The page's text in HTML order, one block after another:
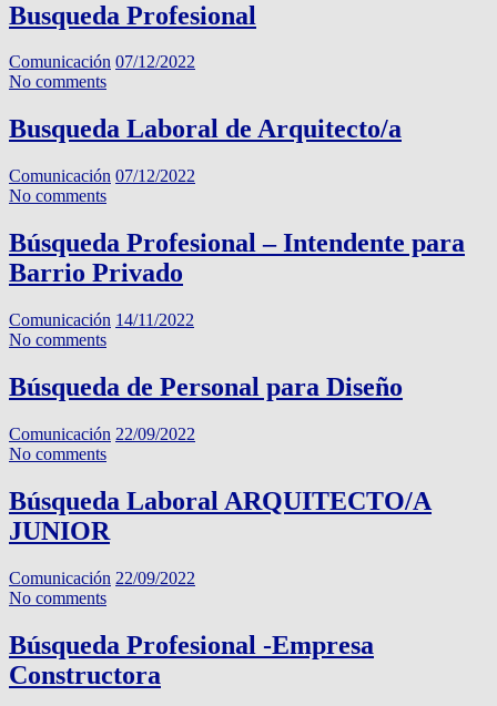
Busqueda Profesional
Comunicación 07/12/2022
No comments
Busqueda Laboral de Arquitecto/a
Comunicación 07/12/2022
No comments
Búsqueda Profesional – Intendente para
Barrio Privado
Comunicación 14/11/2022
No comments
Búsqueda de Personal para Diseño
Comunicación 22/09/2022
No comments
Búsqueda Laboral ARQUITECTO/A
JUNIOR
Comunicación 22/09/2022
No comments
Búsqueda Profesional -Empresa
Constructora